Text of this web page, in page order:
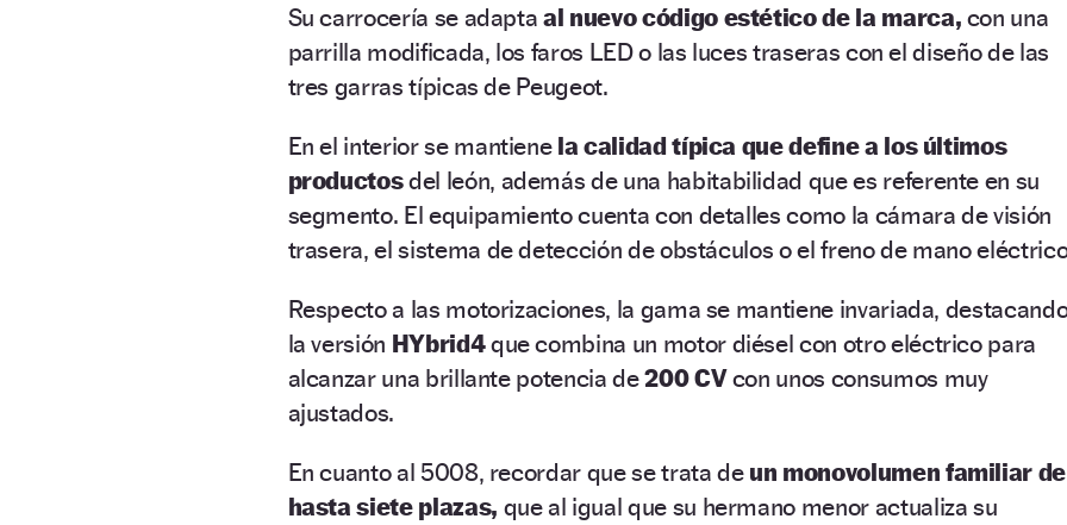
Su carrocería se adaptaal nuevo código estético de la marca, con una
parrilla modificada, los faros LED o las luces traseras con el diseño de las
tres garras típicas de Peugeot.
En el interior se mantiene la calidad típica que define a los últimos
productosdel león, además de una habitabilidad que es referente en su
segmento. El equipamiento cuenta con detalles como la cámara de visión
trasera, el sistema de detección de obstáculos o el freno de mano
Respecto a las motorizaciones, la gama se mantiene invariada,
la versión HYbrid4que combina un motor diésel con otro eléctrico para
alcanzar una brillante potencia de200 CVcon unos consumos muy
ajustados.
En cuanto al 5008, recordar que se trata de un monovolumen familiar de
hasta siete plazas, que al igual que su hermano menor actualiza su